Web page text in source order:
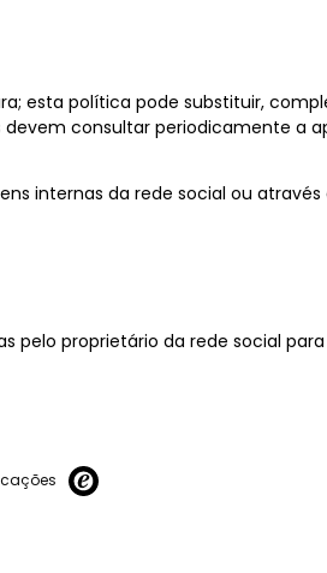
esta política pode substituir,
consultar periodicamente a
internas da rede social ou através
proprietário da rede social